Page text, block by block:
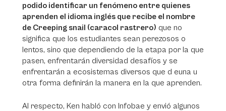
podido identificar un fenómeno entre quienes
aprenden el idioma inglés que recibe el nombre
de Creeping snail (caracol rastrero) que no
significa que los estudiantes sean perezosos o
lentos, sino que dependiendo de la etapa por la que
pasen, enfrentarán diversidad desafíos y se
enfrentarán a ecosistemas diversos que d euna u
otra forma definirán la manera en la que aprenden.
Al respecto, Ken habló con Infobae y envió algunos